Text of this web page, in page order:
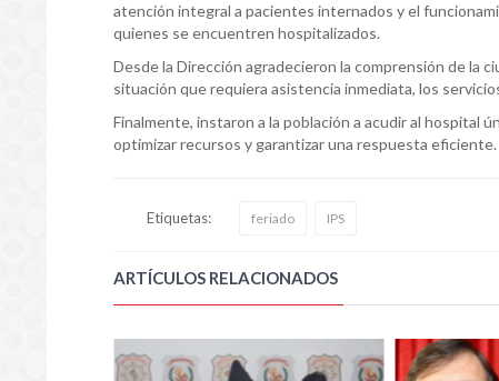
atención integral a pacientes internados y el
quienes se encuentren hospitalizados.
Desde la Dirección agradecieron la comprensión de la
situación que requiera asistencia inmediata, los
Finalmente, instaron a la población a acudir al hospital
optimizar recursos y garantizar una respuesta eficiente.
Etiquetas: feriado IPS
ARTÍCULOS RELACIONADOS